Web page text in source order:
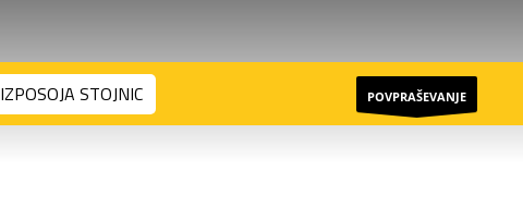
IZPOSOJA STOJNIC POVPRAŠEVANJE